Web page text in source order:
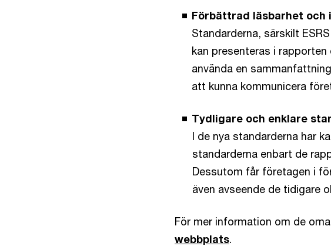
Förbättrad läsbarhet
Standarderna, särskilt
kan presenteras i
använda en
att kunna kommunicera
Tydligare och enklare
I de nya standarderna har
standarderna enbart de
Dessutom får företagen i
även avseende de tidigare
För mer information om de
webbplats.